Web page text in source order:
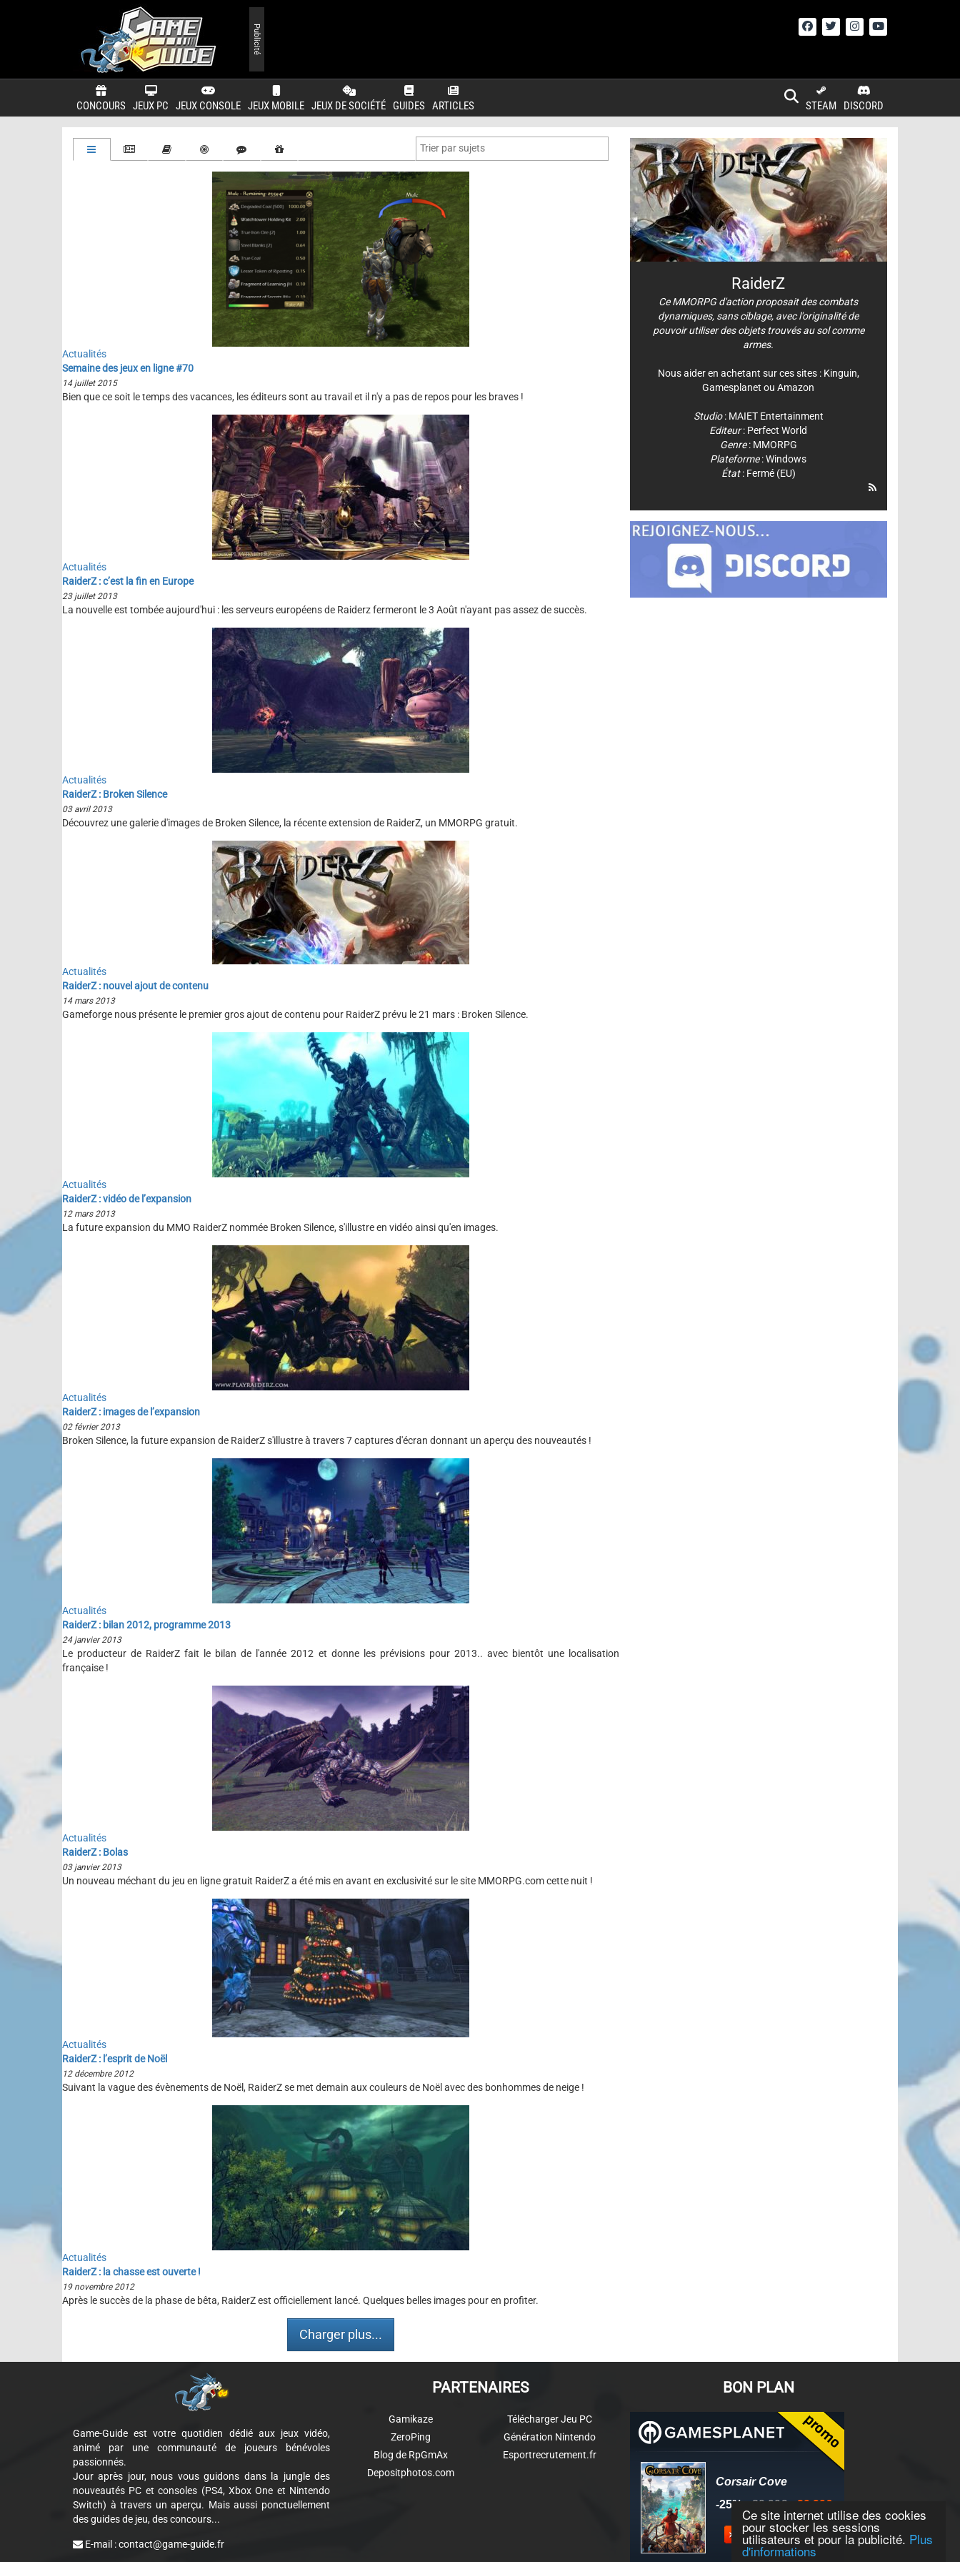
Ce site internet utilise des cookies
pour stocker les sessions
utilisateurs et pour la publicité. Plus
d'informations
CONCOURS JEUX PC JEUX CONSOLE JEUX MOBILE JEUX DE SOCIÉTÉ GUIDES ARTICLES DISCORD
STEAM
Publicité
Actualités
Semaine des jeux en ligne #70
14 juillet 2015
Bien que ce soit le temps des vacances, les éditeurs sont au travail et il n'y a pas de repos pour les braves !
Actualités
RaiderZ : c’est la fin en Europe
23 juillet 2013
La nouvelle est tombée aujourd'hui : les serveurs européens de Raiderz fermeront le 3 Août n'ayant pas assez de succès.
Actualités
RaiderZ : Broken Silence
03 avril 2013
Découvrez une galerie d'images de Broken Silence, la récente extension de RaiderZ, un MMORPG gratuit.
Actualités
RaiderZ : nouvel ajout de contenu
14 mars 2013
Gameforge nous présente le premier gros ajout de contenu pour RaiderZ prévu le 21 mars : Broken Silence.
Actualités
RaiderZ : vidéo de l’expansion
12 mars 2013
La future expansion du MMO RaiderZ nommée Broken Silence, s'illustre en vidéo ainsi qu'en images.
Actualités
RaiderZ : images de l’expansion
02 février 2013
Broken Silence, la future expansion de RaiderZ s'illustre à travers 7 captures d'écran donnant un aperçu des nouveautés !
Actualités
RaiderZ : bilan 2012, programme 2013
24 janvier 2013
Le producteur de RaiderZ fait le bilan de l'année 2012 et donne les prévisions pour 2013.. avec bientôt une localisation
française !
Actualités
RaiderZ : Bolas
03 janvier 2013
Un nouveau méchant du jeu en ligne gratuit RaiderZ a été mis en avant en exclusivité sur le site MMORPG.com cette nuit !
Actualités
RaiderZ : l’esprit de Noël
12 décembre 2012
Suivant la vague des évènements de Noël, RaiderZ se met demain aux couleurs de Noël avec des bonhommes de neige !
Actualités
RaiderZ : la chasse est ouverte !
19 novembre 2012
Après le succès de la phase de bêta, RaiderZ est officiellement lancé. Quelques belles images pour en profiter.
Charger plus...
RaiderZ
Ce MMORPG d'action proposait des combats
dynamiques, sans ciblage, avec l'originalité de
pouvoir utiliser des objets trouvés au sol comme
armes.
Nous aider en achetant sur ces sites : Kinguin,
Gamesplanet ouAmazon
Studio: MAIET Entertainment
Editeur: Perfect World
Genre: MMORPG
Plateforme:Windows
État: Fermé (EU)
Game-Guide est votre quotidien dédié aux jeux vidéo,
animé par une communauté de joueurs bénévoles
passionnés.
Jour après jour, nous vous guidons dans la jungle des
nouveautés PC et consoles (PS4, Xbox One et Nintendo
Switch) à travers un aperçu. Mais aussi ponctuellement
des guides de jeu, des concours...
E-mail :contact@game-guide.fr
PARTENAIRES
Gamikaze
ZeroPing
Blog de RpGmAx
Depositphotos.com
Télécharger Jeu PC
Génération Nintendo
Esportrecrutement.fr
BON PLAN